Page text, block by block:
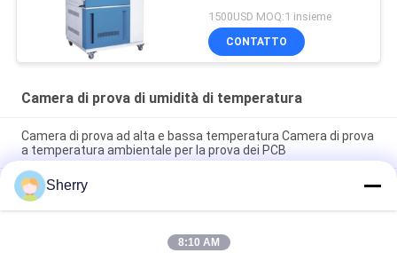
1500USD MOQ:1 insieme
CONTATTO
Camera di prova di umidità di temperatura
Camera di prova ad alta e bassa temperatura Camera di prova
a temperatura ambientale per la prova dei PCB
Camera di prova di temperatura e umidità Precisione della
temperatura ±0,5°C Con intervallo di temperatura da -70°C a
180°C
Sherry
8:10 AM